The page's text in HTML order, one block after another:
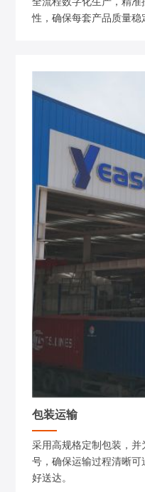
性，确保每套产品质量稳
包装运输
采用高规格定制包装，
号，确保运输过程清晰
好送达。